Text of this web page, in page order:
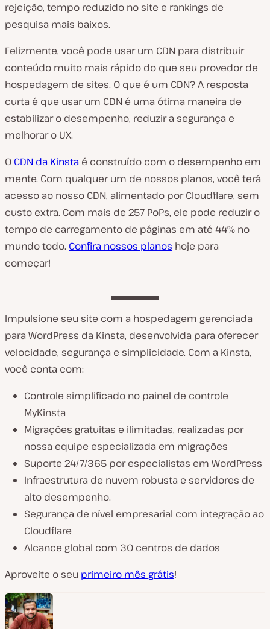
rejeição, tempo reduzido no site e rankings de
pesquisa mais baixos.
Felizmente, você pode usar um CDN para distribuir
conteúdo muito mais rápido do que seu provedor de
hospedagem de sites. O que é um CDN? A resposta
curta é que usar um CDN é uma ótima maneira de
estabilizar o desempenho, reduzir a segurança e
melhorar o UX.
O CDN da Kinsta é construído com o desempenho em
mente. Com qualquer um de nossos planos, você terá
acesso ao nosso CDN, alimentado por Cloudflare, sem
custo extra. Com mais de 257 PoPs, ele pode reduzir o
tempo de carregamento de páginas em até 44% no
mundo todo. Confira nossos planos hoje para
começar!
Impulsione seu site com a hospedagem gerenciada
para WordPress da Kinsta, desenvolvida para oferecer
velocidade, segurança e simplicidade. Com a Kinsta,
você conta com:
Controle simplificado no painel de controle
MyKinsta
Migrações gratuitas e ilimitadas, realizadas por
nossa equipe especializada em migrações
Suporte 24/7/365 por especialistas em WordPress
Infraestrutura de nuvem robusta e servidores de
alto desempenho.
Segurança de nível empresarial com integração ao
Cloudflare
Alcance global com 30 centros de dados
Aproveite o seu primeiro mês grátis!